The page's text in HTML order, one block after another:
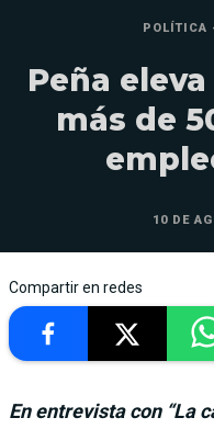
POLÍTICA
Peña
más de
10 DE
Compartir en redes
En entrevista con “La